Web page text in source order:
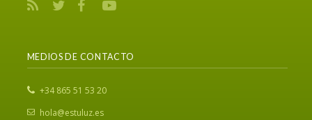
MEDIOS DE CONTACTO
‎+34 865 51 53 20
hola@estuluz.es